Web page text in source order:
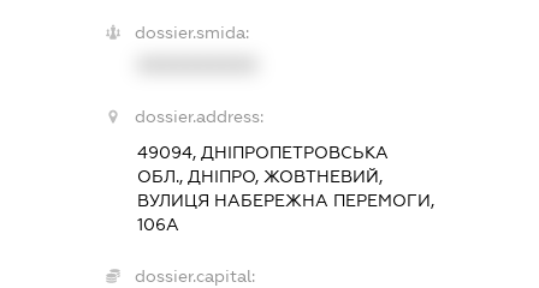
dossier.smida:
dossier.address:
49094, ДНІПРОПЕТРОВСЬКА
ОБЛ., ДНІПРО, ЖОВТНЕВИЙ,
ВУЛИЦЯ НАБЕРЕЖНА ПЕРЕМОГИ,
106А
dossier.capital: